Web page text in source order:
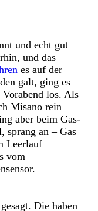
und echt gut
und das
es auf der
galt, ging es
los. Als
Misano rein
aber beim Gas-
sprang an – Gas
Leerlauf
vom
Die haben